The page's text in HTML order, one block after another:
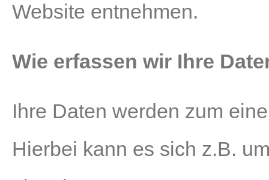
Website entnehmen.
Wie erfassen wir Ihre
Ihre Daten werden zum
Hierbei kann es sich z.B.